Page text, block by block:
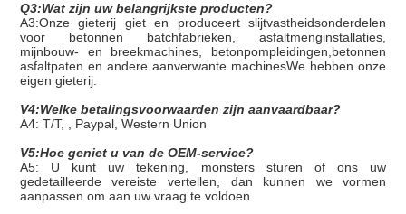
Q3:Wat zijn uw belangrijkste producten?
A3:Onze gieterij giet en produceert slijtvastheidsonderdelen
voor betonnen batchfabrieken, asfaltmenginstallaties,
mijnbouw- en breekmachines, betonpompleidingen,betonnen
asfaltpaten en andere aanverwante machinesWe hebben onze
eigen gieterij.
V4:Welke betalingsvoorwaarden zijn aanvaardbaar?
A4: T/T, , Paypal, Western Union
V5:Hoe geniet u van de OEM-service?
A5: U kunt uw tekening, monsters sturen of ons uw
gedetailleerde vereiste vertellen, dan kunnen we vormen
aanpassen om aan uw vraag te voldoen.